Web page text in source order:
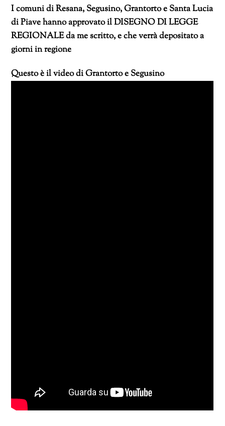
I comuni di Resana, Segusino, Grantorto e Santa Lucia
di Piave hanno approvato il DISEGNO DI LEGGE
REGIONALE da me scritto, e che verrà depositato a
giorni in regione
Questo è il video di Grantorto e Segusino